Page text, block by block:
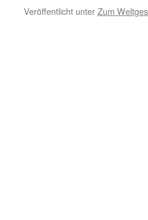
Veröffentlicht unterZum